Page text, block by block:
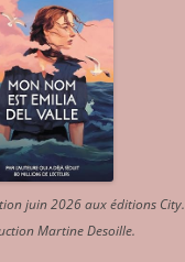
juin 2026 aux éditions City.
Martine Desoille.